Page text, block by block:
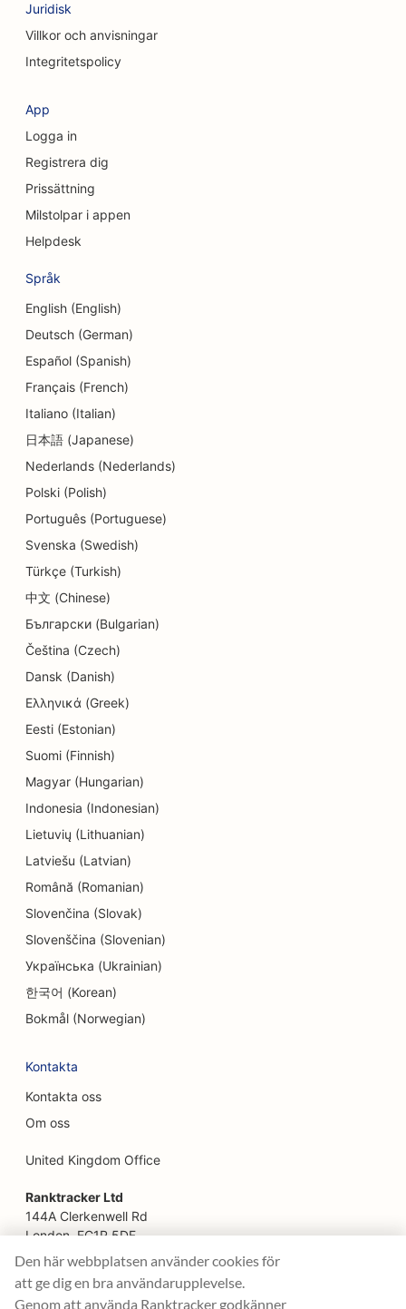
SEO för konsultföretag
SEO för kaféer
SEO för klädbutiker
SEO för cupcakebutiker
SEO för valutaväxlingstjänster
SEO för daghem
SEO för skuldrådgivningstjänster
SEO för delikatessbutiker
SEO för tandläkarmottagningar
SEO för Dermabrasionstjänster
SEO för donutbutiker
SEO för matgäster
SEO för kemtvättar
SEO för utbildnings- och barnomsorgstjänster
SEO för elektronikbutiker
SEO för endodontister
SEO för underhållning och rekreation
SEO för Escape Rooms
EO för etniska restauranger
SEO för Facelift-tjänster
SEO för familjerestauranger
SEO för snabbmatsrestauranger
SEO för finansiella tjänster
SEO för restauranger med god mat
SEO för livsmedelsbutiker
SEO för blomsterhandlare
SEO för franska konditorier
Juridisk
Villkor och anvisningar
Integritetspolicy
App
Logga in
Registrera dig
Prissättning
Milstolpar i appen
Helpdesk
Språk
English (English)
Deutsch (German)
Español (Spanish)
Français (French)
Italiano (Italian)
日本語 (Japanese)
Nederlands (Nederlands)
Polski (Polish)
Português (Portuguese)
Svenska (Swedish)
Türkçe (Turkish)
中文 (Chinese)
Български (Bulgarian)
Čeština (Czech)
Dansk (Danish)
Ελληνικά (Greek)
Eesti (Estonian)
Suomi (Finnish)
Magyar (Hungarian)
Indonesia (Indonesian)
Lietuvių (Lithuanian)
Latviešu (Latvian)
Română (Romanian)
Slovenčina (Slovak)
Slovenščina (Slovenian)
Українська (Ukrainian)
한국어 (Korean)
Bokmål (Norwegian)
Kontakta
Kontakta oss
Om oss
United Kingdom Office
Ranktracker Ltd
144A Clerkenwell Rd
London, EC1R 5DF
Company No: 08820809
felix@ranktracker.com
Den här webbplatsen använder cookies för
att ge dig en bra användarupplevelse.
Genom att använda Ranktracker godkänner